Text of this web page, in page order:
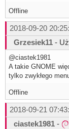
Offline
2018-09-20
Grzesiek11 -
@ciastek1981
A takie GNOME
tylko zwykłego
Offline
2018-09-21
ciastek1981 -